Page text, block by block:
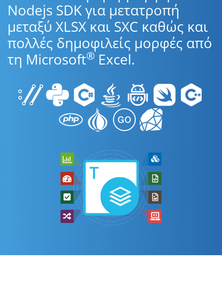
Nodejs SDK για μετατροπή
μεταξύ XLSX και SXC καθώς και
πολλές δημοφιλείς μορφές από
τη Microsoft® Excel.